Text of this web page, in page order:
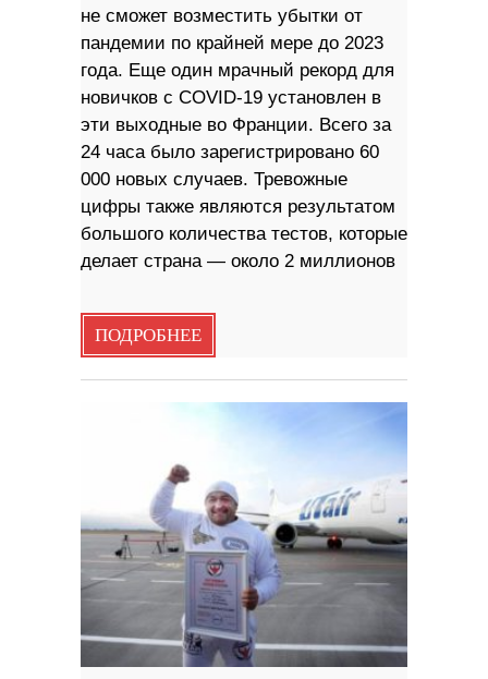
не сможет возместить убытки от
пандемии по крайней мере до 2023
года. Еще один мрачный рекорд для
новичков с COVID-19 установлен в
эти выходные во Франции. Всего за
24 часа было зарегистрировано 60
000 новых случаев. Тревожные
цифры также являются результатом
большого количества тестов, которые
делает страна — около 2 миллионов
ПОДРОБНЕЕ